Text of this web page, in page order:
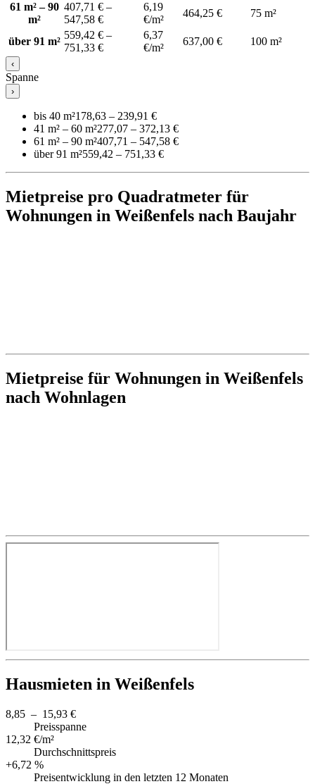
61 m² – 90
m²
407,71 € –
547,58 €
6,19
€/m²
464,25 € 75 m²
über 91 m²
559,42 € –
751,33 €
6,37
€/m²
637,00 € 100 m²
‹
Spanne
›
bis 40 m²178,63 – 239,91 €
41 m² – 60 m²277,07 – 372,13 €
61 m² – 90 m²407,71 – 547,58 €
über 91 m²559,42 – 751,33 €
Mietpreise pro Quadratmeter für
Wohnungen in Weißenfels nach Baujahr
Mietpreise für Wohnungen in Weißenfels
nach Wohnlagen
Hausmieten in Weißenfels
8,85 – 15,93 €
Preisspanne
12,32 €/m²
Durchschnittspreis
+6,72 %
Preisentwicklung in den letzten 12 Monaten